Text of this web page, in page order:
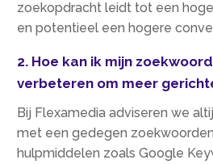
zoekopdracht leidt tot een
en potentieel een hogere
2.​ Hoe kan ik mijn
verbeteren om meer
Bij Flexamedia adviseren we
met een gedegen
hulpmiddelen zoals Google